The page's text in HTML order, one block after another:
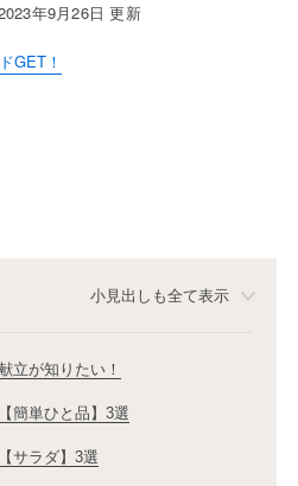
年9月26日 更新
GET！
小見出しも全て表示
立が知りたい！
簡単ひと品】3選
サラダ】3選